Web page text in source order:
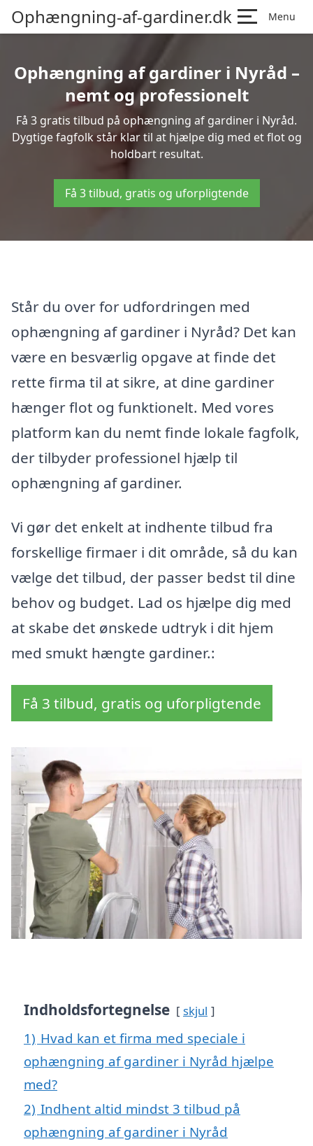
Ophængning-af-gardiner.dk Menu
Ophængning af gardiner i Nyråd –
nemt og professionelt
Få 3 gratis tilbud på ophængning af gardiner i Nyråd.
Dygtige fagfolk står klar til at hjælpe dig med et flot og
holdbart resultat.
Få 3 tilbud, gratis og uforpligtende
Står du over for udfordringen med
ophængning af gardiner i Nyråd? Det kan
være en besværlig opgave at finde det
rette firma til at sikre, at dine gardiner
hænger flot og funktionelt. Med vores
platform kan du nemt finde lokale fagfolk,
der tilbyder professionel hjælp til
ophængning af gardiner.
Vi gør det enkelt at indhente tilbud fra
forskellige firmaer i dit område, så du kan
vælge det tilbud, der passer bedst til dine
behov og budget. Lad os hjælpe dig med
at skabe det ønskede udtryk i dit hjem
med smukt hængte gardiner.:
Få 3 tilbud, gratis og uforpligtende
Indholdsfortegnelse skjul
1) Hvad kan et firma med speciale i
ophængning af gardiner i Nyråd hjælpe
med?
2) Indhent altid mindst 3 tilbud på
ophængning af gardiner i Nyråd